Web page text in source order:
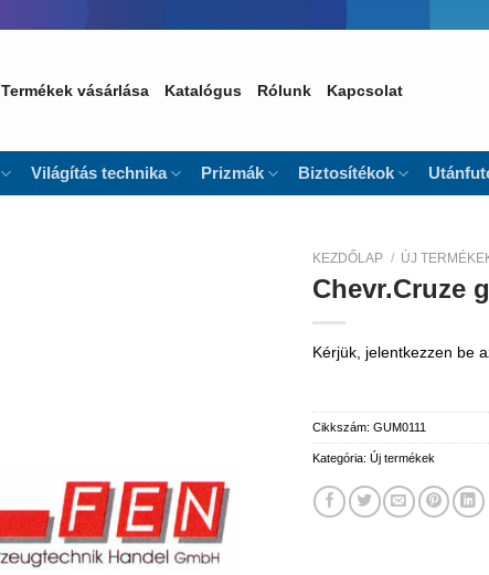
Termékek vásárlása Katalógus Rólunk Kapcsolat
Világítás technika Prizmák Biztosítékok
KEZDŐLAP / ÚJ
Chevr.Cruze
Kérjük, jelentkezzen be
Cikkszám: GUM0111
Kategória: Új termékek